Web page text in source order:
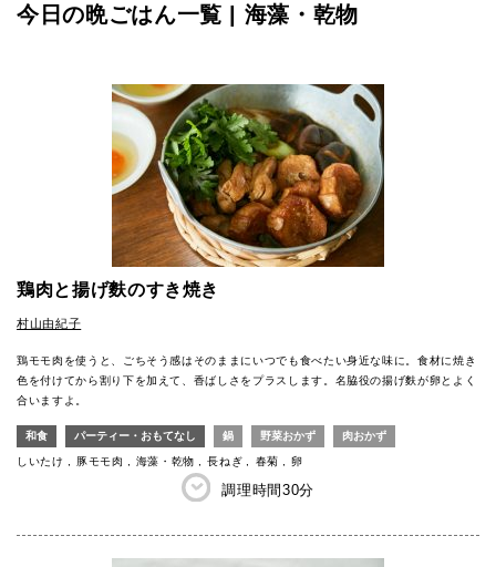
今日の晩ごはん一覧 | 海藻・乾物
鶏肉と揚げ麩のすき焼き
村山由紀子
鶏モモ肉を使うと、ごちそう感はそのままにいつでも食べたい身近な味に。食材に焼き
色を付けてから割り下を加えて、香ばしさをプラスします。名脇役の揚げ麩が卵とよく
合いますよ。
和食 パーティー・おもてなし 鍋 野菜おかず 肉おかず
しいたけ 豚モモ肉 海藻・乾物 長ねぎ 春菊 卵
調理時間30分